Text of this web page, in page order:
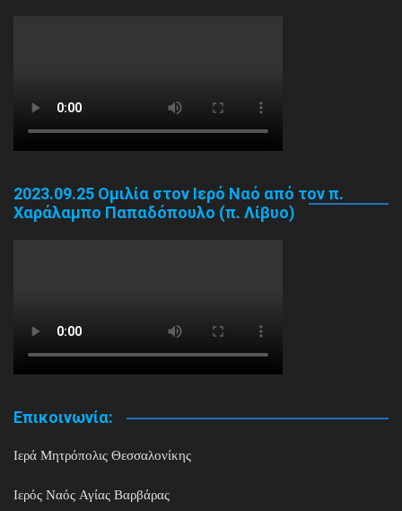
2023.09.25 Ομιλία στον Ιερό Ναό από τον π.
Χαράλαμπο Παπαδόπουλο (π. Λίβυο)
Επικοινωνία:
Ιερά Μητρόπολις Θεσσαλονίκης
Ιερός Ναός Αγίας Βαρβάρας